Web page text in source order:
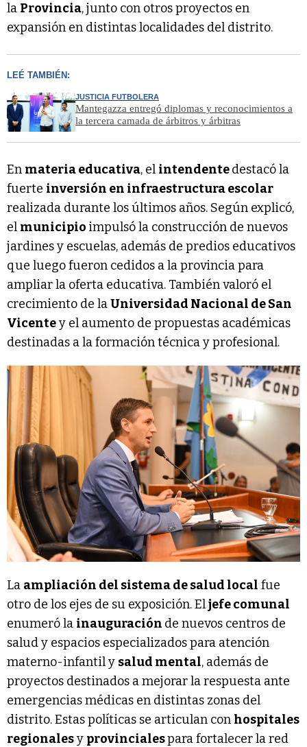
la Provincia, junto con otros proyectos en
expansión en distintas localidades del distrito.
LEÉ TAMBIÉN:
JUSTICIA FUTBOLERA
Mantegazza entregó diplomas y reconocimientos a
la tercera camada de árbitros y árbitras
En materia educativa, el intendentedestacó la
fuerte inversión en infraestructura escolar
realizada durante los últimos años. Según explicó,
el municipio impulsó la construcción de nuevos
jardines y escuelas, además de predios educativos
que luego fueron cedidos a la provincia para
ampliar la oferta educativa. También valoró el
crecimiento de laUniversidad Nacional de San
Vicentey el aumento de propuestas académicas
destinadas a la formación técnica y profesional.
La ampliación del sistema de salud local fue
otro de los ejes de su exposición. Eljefe comunal
enumeró la inauguración de nuevos centros de
salud y espacios especializados para atención
materno-infantil y salud mental, además de
proyectos destinados a mejorar la respuesta ante
emergencias médicas en distintas zonas del
distrito. Estas políticas se articulan con hospitales
regionalesy provincialespara fortalecer la red